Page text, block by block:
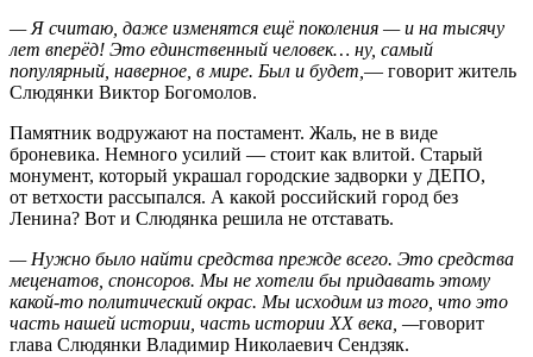
— Я считаю, даже изменятся ещё поколения — и на тысячу
лет вперёд! Это единственный человек… ну, самый
популярный, наверное, в мире. Был и будет, — говорит житель
Слюдянки Виктор Богомолов.
Памятник водружают на постамент. Жаль, не в виде
броневика. Немного усилий — стоит как влитой. Старый
монумент, который украшал городские задворки у ДЕПО,
от ветхости рассыпался. А какой российский город без
Ленина? Вот и Слюдянка решила не отставать.
— Нужно было найти средства прежде всего. Это средства
меценатов, спонсоров. Мы не хотели бы придавать этому
какой-то политический окрас. Мы исходим из того, что это
часть нашей истории, часть истории XX века, —говорит
глава Слюдянки Владимир Николаевич Сендзяк.